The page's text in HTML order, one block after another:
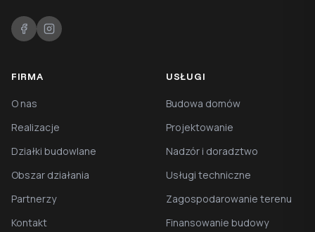
FIRMA
O nas
Realizacje
Działki budowlane
Obszar działania
Partnerzy
Kontakt
USŁUGI
Budowa domów
Projektowanie
Nadzór i doradztwo
Usługi techniczne
Zagospodarowanie terenu
Finansowanie budowy